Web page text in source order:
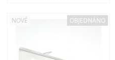
NOVÉ OBJEDNÁNO